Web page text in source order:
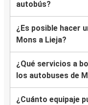
autobús?
¿Es posible hacer
Mons a Lieja?
¿Qué servicios a
los autobuses de
¿Cuánto equipaje